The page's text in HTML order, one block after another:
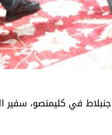
في كليمنصو، سفير